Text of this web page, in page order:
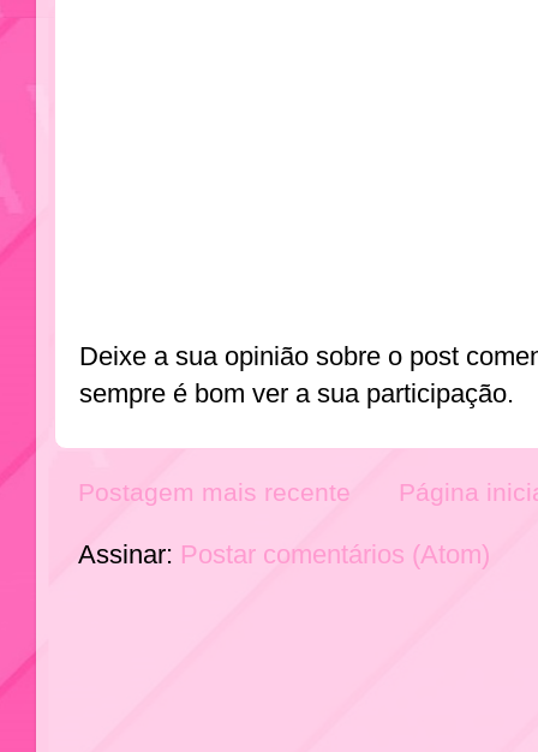
Deixe a sua opinião sobre o post
sempre é bom ver a sua participação.
Postagem mais recente Página
Assinar: Postar comentários (Atom)